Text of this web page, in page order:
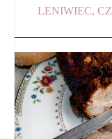
LENIWIEC,